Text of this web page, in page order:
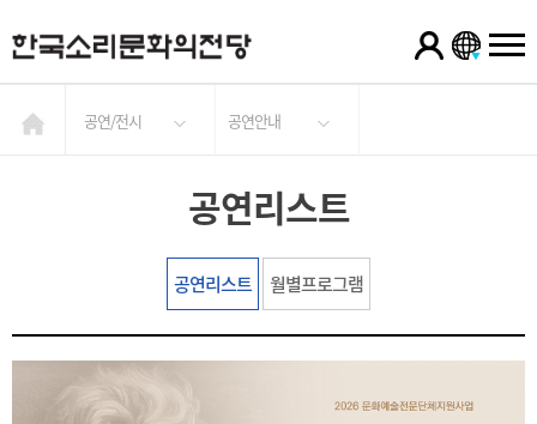
공연/전시 공연안내
공연리스트
공연리스트 월별프로그램